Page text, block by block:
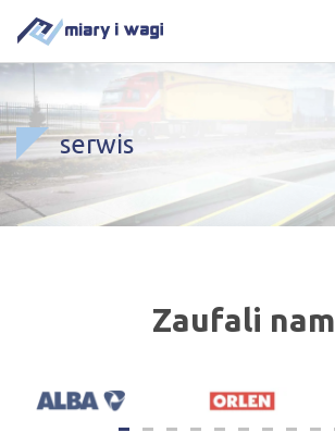
serwis
Zaufali nam